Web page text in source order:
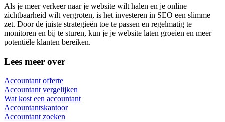
Als je meer verkeer naar je website wilt halen en je online
zichtbaarheid wilt vergroten, is het investeren in SEO een slimme
zet. Door de juiste strategieën toe te passen en regelmatig te
monitoren en bij te sturen, kun je je website laten groeien en meer
potentiële klanten bereiken.
Lees meer over
Accountant offerte
Accountant vergelijken
Wat kost een accountant
Accountantskantoor
Accountant zoeken